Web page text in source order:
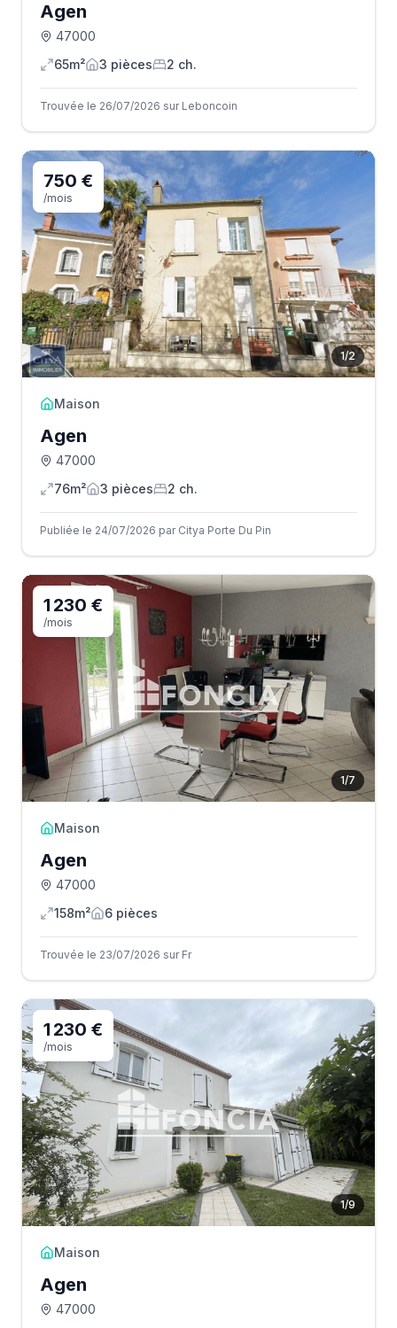
Agen
47000
65m²
3 pièces 2 ch.
Trouvée le 26/07/2026 sur Leboncoin
1/2
750 €
/mois
Maison
Agen
47000
76m²
3 pièces 2 ch.
Publiée le 24/07/2026 par Citya Porte Du Pin
1/7
1 230 €
/mois
Maison
Agen
47000
158m²
6 pièces
Trouvée le 23/07/2026 sur Fr
1/9
1 230 €
/mois
Maison
Agen
47000